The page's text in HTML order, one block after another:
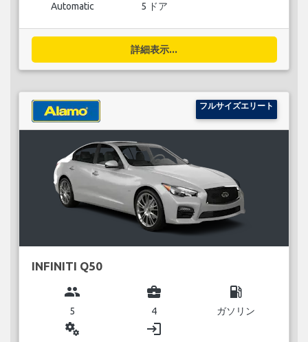
Automatic 5 ドア
詳細表示...
フルサイズエリート
INFINITI Q50
group
5
business_center
4
local_gas_station
ガソリン
miscellaneous_services login